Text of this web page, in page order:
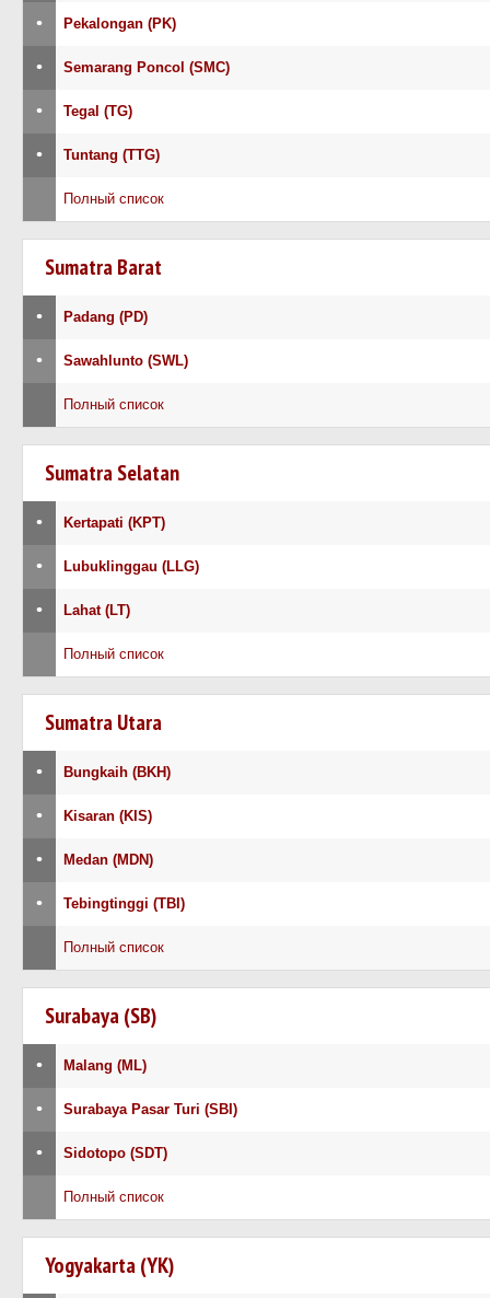
• Pekalongan (PK)
• Semarang Poncol (SMC)
• Tegal (TG)
• Tuntang (TTG)
Полный список
Sumatra Barat
• Padang (PD)
• Sawahlunto (SWL)
Полный список
Sumatra Selatan
• Kertapati (KPT)
• Lubuklinggau (LLG)
• Lahat (LT)
Полный список
Sumatra Utara
• Bungkaih (BKH)
• Kisaran (KIS)
• Medan (MDN)
• Tebingtinggi (TBI)
Полный список
Surabaya (SB)
• Malang (ML)
• Surabaya Pasar Turi (SBI)
• Sidotopo (SDT)
Полный список
Yogyakarta (YK)